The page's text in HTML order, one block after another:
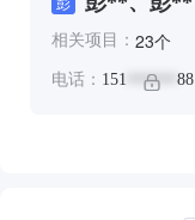
相关项目： 23个
电话： 151 ****** 88